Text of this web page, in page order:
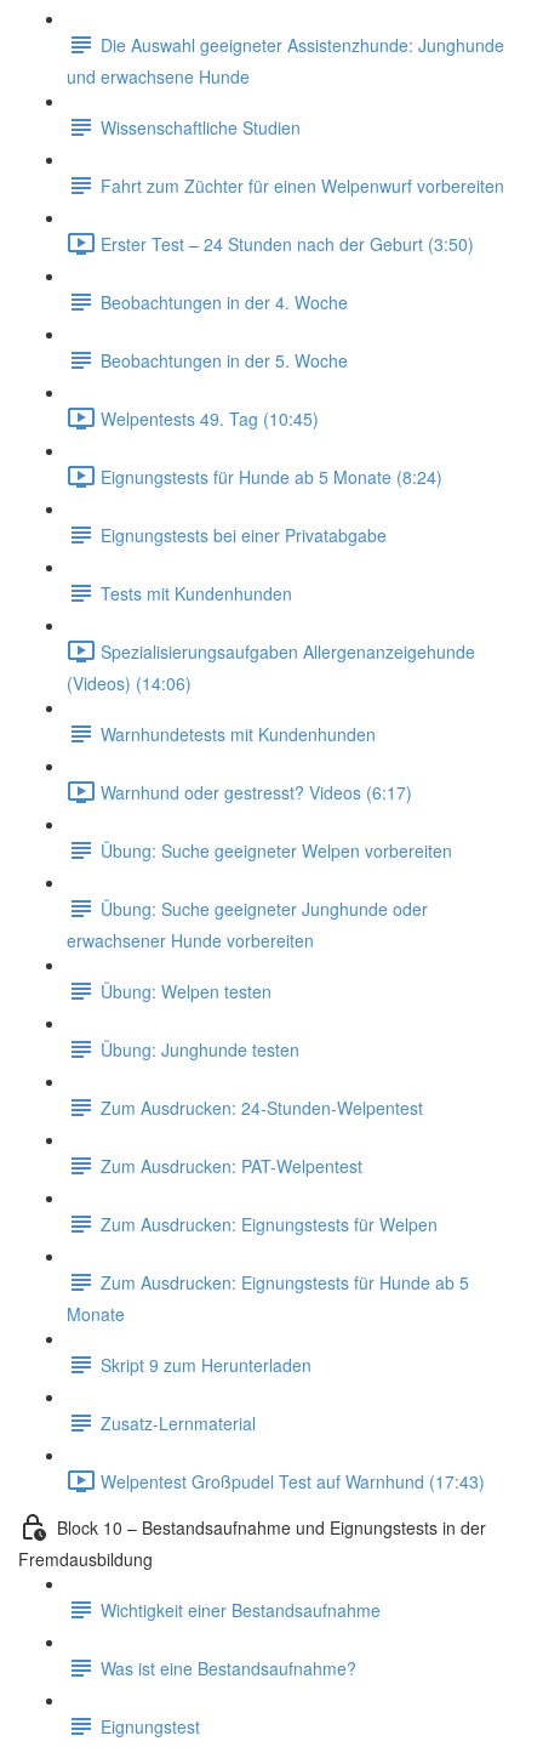
Die Auswahl geeigneter Assistenzhunde: Junghunde
und erwachsene Hunde
Wissenschaftliche Studien
Fahrt zum Züchter für einen Welpenwurf vorbereiten
Erster Test – 24 Stunden nach der Geburt (3:50)
Beobachtungen in der 4. Woche
Beobachtungen in der 5. Woche
Welpentests 49. Tag (10:45)
Eignungstests für Hunde ab 5 Monate (8:24)
Eignungstests bei einer Privatabgabe
Tests mit Kundenhunden
Spezialisierungsaufgaben Allergenanzeigehunde
(Videos) (14:06)
Warnhundetests mit Kundenhunden
Warnhund oder gestresst? Videos (6:17)
Übung: Suche geeigneter Welpen vorbereiten
Übung: Suche geeigneter Junghunde oder
erwachsener Hunde vorbereiten
Übung: Welpen testen
Übung: Junghunde testen
Zum Ausdrucken: 24-Stunden-Welpentest
Zum Ausdrucken: PAT-Welpentest
Zum Ausdrucken: Eignungstests für Welpen
Zum Ausdrucken: Eignungstests für Hunde ab 5
Monate
Skript 9 zum Herunterladen
Zusatz-Lernmaterial
Welpentest Großpudel Test auf Warnhund (17:43)
Block 10 – Bestandsaufnahme und Eignungstests in der
Fremdausbildung
Wichtigkeit einer Bestandsaufnahme
Was ist eine Bestandsaufnahme?
Eignungstest